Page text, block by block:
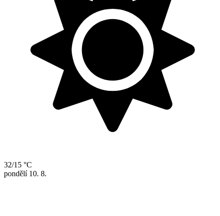
32/15 °C
pondělí 10. 8.